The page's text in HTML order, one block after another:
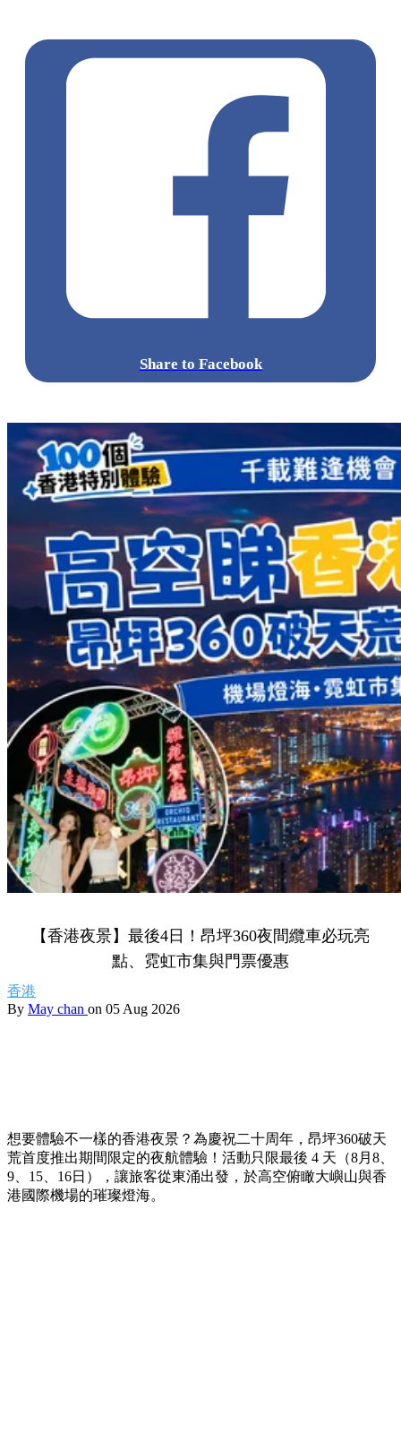
Share to Facebook
【香港夜景】最後4日！昂坪360夜間纜車必玩亮
點、霓虹市集與門票優惠
香港
By May chan on 05 Aug 2026
想要體驗不一樣的香港夜景？為慶祝二十周年，昂坪360破天
荒首度推出期間限定的夜航體驗！活動只限最後 4 天（8月8、
9、15、16日），讓旅客從東涌出發，於高空俯瞰大嶼山與香
港國際機場的璀璨燈海。